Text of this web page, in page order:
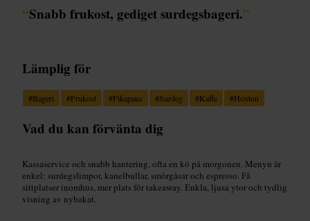
“Snabb frukost, gediget surdegsbageri.”
Lämplig för
#Bageri #Frukost #Fikapaus #Surdeg #Kaffe #Hoxton
Vad du kan förvänta dig
Kassaservice och snabb hantering, ofta en kö på morgonen. Menyn är
enkel: surdegslimpor, kanelbullar, smörgåsar och espresso. Få
sittplatser inomhus, mer plats för takeaway. Enkla, ljusa ytor och tydlig
visning av nybakat.